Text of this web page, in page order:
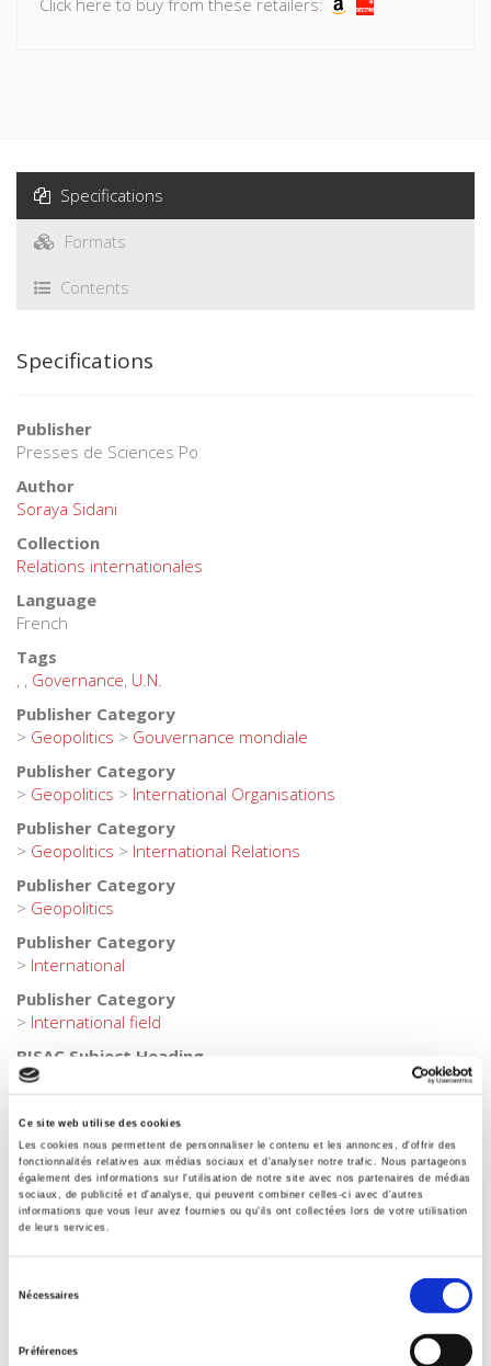
Ce site web utilise des cookies
Les cookies nous permettent de personnaliser le contenu et les annonces, d'offrir des
fonctionnalités relatives aux médias sociaux et d'analyser notre trafic. Nous partageons
également des informations sur l'utilisation de notre site avec nos partenaires de médias
sociaux, de publicité et d'analyse, qui peuvent combiner celles-ci avec d'autres
informations que vous leur avez fournies ou qu'ils ont collectées lors de votre utilisation
de leurs services.
Nécessaires
Préférences
Click here to buy from these retailers:
Specifications
Formats
Contents
Specifications
Publisher
Presses de Sciences Po
Author
Soraya Sidani
Collection
Relations internationales
Language
French
Tags
, , Governance, U.N.
Publisher Category
> Geopolitics > Gouvernance mondiale
Publisher Category
> Geopolitics > International Organisations
Publisher Category
> Geopolitics > International Relations
Publisher Category
> Geopolitics
Publisher Category
> International
Publisher Category
> International field
BISAC Subject Heading
POL000000 POLITICAL SCIENCE
BIC subject category (UK)
H Humanities
Onix Audience Codes
06 Professional and scholarly
CLIL (Version 2013-2019)
Credit
Title First Published